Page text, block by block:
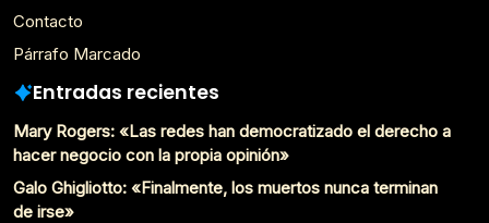
Contacto
Párrafo Marcado
Entradas recientes
Mary Rogers: «Las redes han democratizado el derecho a
hacer negocio con la propia opinión»
Galo Ghigliotto: «Finalmente, los muertos nunca terminan
de irse»